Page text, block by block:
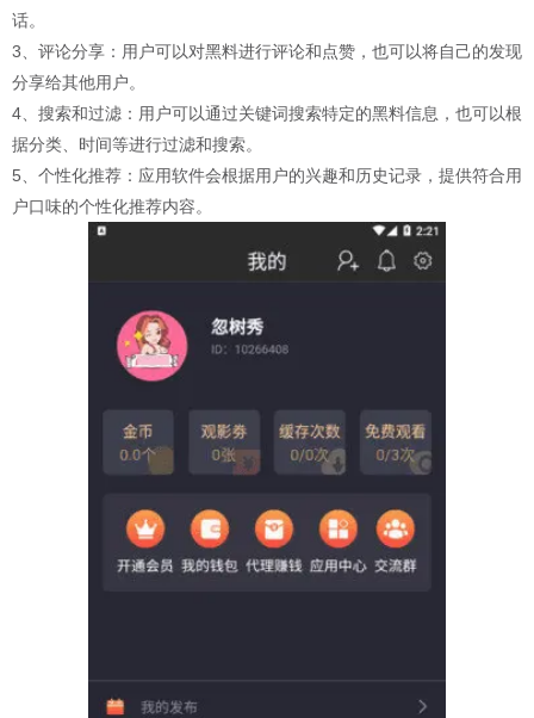
话。
3、评论分享：用户可以对黑料进行评论和点赞，也可以将自己的发现
分享给其他用户。
4、搜索和过滤：用户可以通过关键词搜索特定的黑料信息，也可以根
据分类、时间等进行过滤和搜索。
5、个性化推荐：应用软件会根据用户的兴趣和历史记录，提供符合用
户口味的个性化推荐内容。